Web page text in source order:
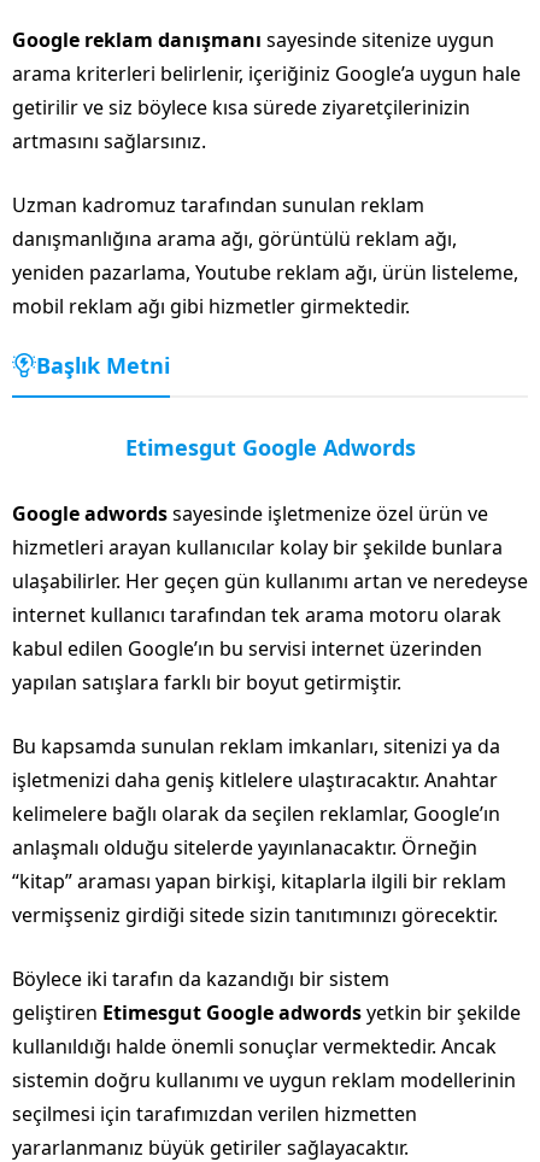
Google reklam danışmanı sayesinde sitenize uygun
arama kriterleri belirlenir, içeriğiniz Google’a uygun hale
getirilir ve siz böylece kısa sürede ziyaretçilerinizin
artmasını sağlarsınız.
Uzman kadromuz tarafından sunulan reklam
danışmanlığına arama ağı, görüntülü reklam ağı,
yeniden pazarlama, Youtube reklam ağı, ürün listeleme,
mobil reklam ağı gibi hizmetler girmektedir.
Başlık Metni
Etimesgut Google Adwords
Google adwordssayesinde işletmenize özel ürün ve
hizmetleri arayan kullanıcılar kolay bir şekilde bunlara
ulaşabilirler. Her geçen gün kullanımı artan ve neredeyse
internet kullanıcı tarafından tek arama motoru olarak
kabul edilen Google’ın bu servisi internet üzerinden
yapılan satışlara farklı bir boyut getirmiştir.
Bu kapsamda sunulan reklam imkanları, sitenizi ya da
işletmenizi daha geniş kitlelere ulaştıracaktır. Anahtar
kelimelere bağlı olarak da seçilen reklamlar, Google’ın
anlaşmalı olduğu sitelerde yayınlanacaktır. Örneğin
“kitap” araması yapan birkişi, kitaplarla ilgili bir reklam
vermişseniz girdiği sitede sizin tanıtımınızı görecektir.
Böylece iki tarafın da kazandığı bir sistem
geliştiren Etimesgut Google adwordsyetkin bir şekilde
kullanıldığı halde önemli sonuçlar vermektedir. Ancak
sistemin doğru kullanımı ve uygun reklam modellerinin
seçilmesi için tarafımızdan verilen hizmetten
yararlanmanız büyük getiriler sağlayacaktır.